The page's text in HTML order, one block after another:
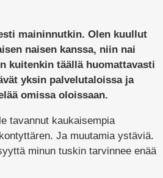
maininnutkin. Olen kuullut
naisen kanssa, niin nai
kuitenkin täällä huomattavasti
yksin palvelutaloissa ja
omissa oloissaan.
tavannut kaukaisempia
Ja muutamia ystäviä.
minun tuskin tarvinnee enää